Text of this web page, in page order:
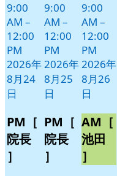
9:00
AM –
12:00
PM
2026年
8月24
日
PM［
院長
］
9:00
AM –
12:00
PM
2026年
8月25
日
PM［
院長
］
9:00
AM –
12:00
PM
2026年
8月26
日
AM［
池田
］